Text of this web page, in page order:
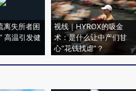
离失所者困
高温引发健
视线｜HYROX的吸金
术：是什么让中产们甘
心“花钱找虐”？